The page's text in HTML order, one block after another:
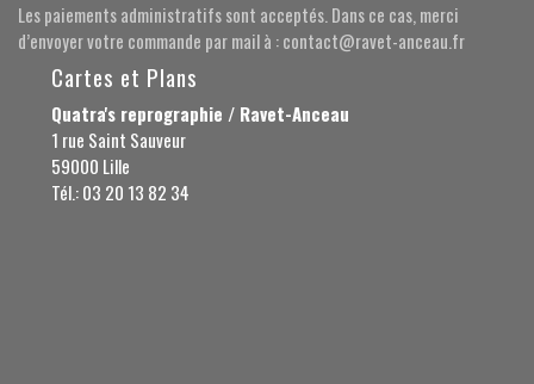
Les paiements administratifs sont acceptés. Dans ce cas, merci
d’envoyer votre commande par mail à : contact@ravet-anceau.fr
Cartes et Plans
Quatra's reprographie / Ravet-Anceau
1 rue Saint Sauveur
59000 Lille
Tél.: 03 20 13 82 34